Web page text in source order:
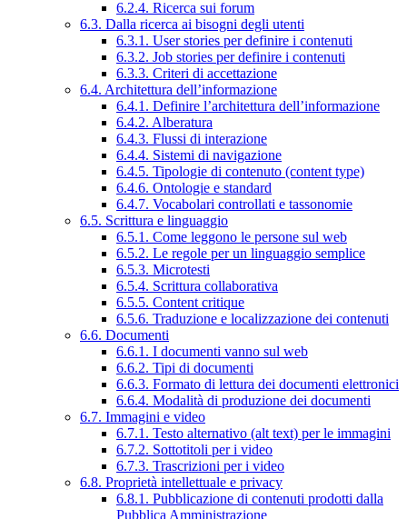
6.2.4. Ricerca sui forum
6.3. Dalla ricerca ai bisogni degli utenti
6.3.1. User stories per definire i contenuti
6.3.2. Job stories per definire i contenuti
6.3.3. Criteri di accettazione
6.4. Architettura dell’informazione
6.4.1. Definire l’architettura dell’informazione
6.4.2. Alberatura
6.4.3. Flussi di interazione
6.4.4. Sistemi di navigazione
6.4.5. Tipologie di contenuto (content type)
6.4.6. Ontologie e standard
6.4.7. Vocabolari controllati e tassonomie
6.5. Scrittura e linguaggio
6.5.1. Come leggono le persone sul web
6.5.2. Le regole per un linguaggio semplice
6.5.3. Microtesti
6.5.4. Scrittura collaborativa
6.5.5. Content critique
6.5.6. Traduzione e localizzazione dei contenuti
6.6. Documenti
6.6.1. I documenti vanno sul web
6.6.2. Tipi di documenti
6.6.3. Formato di lettura dei documenti elettronici
6.6.4. Modalità di produzione dei documenti
6.7. Immagini e video
6.7.1. Testo alternativo (alt text) per le immagini
6.7.2. Sottotitoli per i video
6.7.3. Trascrizioni per i video
6.8. Proprietà intellettuale e privacy
6.8.1. Pubblicazione di contenuti prodotti dalla
Pubblica Amministrazione